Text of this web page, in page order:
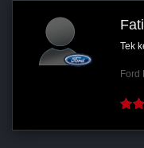
Tek
Ford